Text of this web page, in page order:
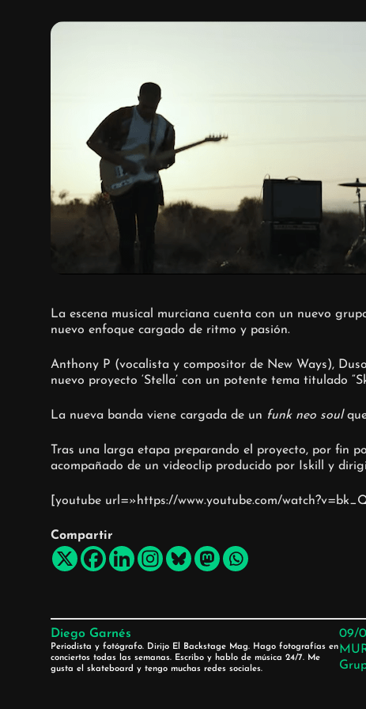
La escena musical murciana cuenta con un nuevo
nuevo enfoque cargado de ritmo y pasión.
Anthony P (vocalista y compositor de New Ways),
nuevo proyecto ‘Stella’ con un potente tema titulado
La nueva banda viene cargada de un funk neo soul
Tras una larga etapa preparando el proyecto, por fin
acompañado de un videoclip producido por Iskill y
[youtube url=»https://www.youtube.com/
Compartir
Diego Garnés
Periodista y fotógrafo. Dirijo El Backstage Mag. Hago fotografías en
conciertos todas las semanas. Escribo y hablo de música 24/7. Me
gusta el skateboard y tengo muchas redes sociales.
09/